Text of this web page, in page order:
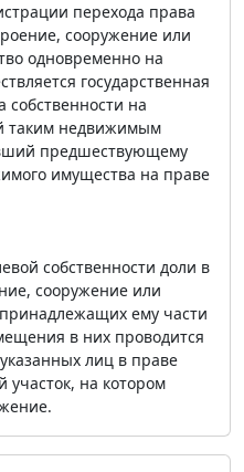
перехода права
сооружение или
одновременно на
государственная
собственности на
таким недвижимым
предшествующему
имущества на праве
собственности доли в
сооружение или
ему части
в них проводится
лиц в праве
участок, на котором